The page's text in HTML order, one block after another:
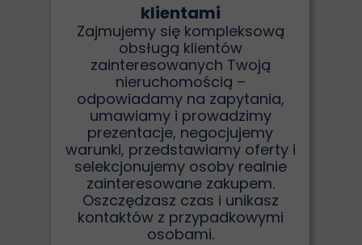
klientami
Zajmujemy się kompleksową
obsługą klientów
zainteresowanych Twoją
nieruchomością –
odpowiadamy na zapytania,
umawiamy i prowadzimy
prezentacje, negocjujemy
warunki, przedstawiamy oferty i
selekcjonujemy osoby realnie
zainteresowane zakupem.
Oszczędzasz czas i unikasz
kontaktów z przypadkowymi
osobami.